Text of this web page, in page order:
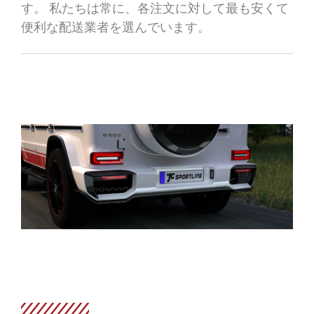
す。 私たちは常に、各注文に対して最も安くて
便利な配送業者を選んでいます。